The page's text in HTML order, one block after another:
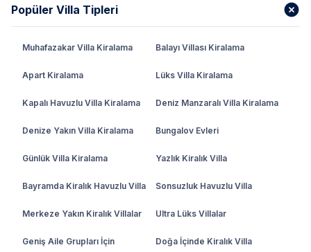
Popüler Villa Tipleri
Muhafazakar Villa Kiralama Balayı Villası Kiralama
Apart Kiralama Lüks Villa Kiralama
Kapalı Havuzlu Villa Kiralama Deniz Manzaralı Villa Kiralama
Denize Yakın Villa Kiralama Bungalov Evleri
Günlük Villa Kiralama Yazlık Kiralık Villa
Bayramda Kiralık Havuzlu Villa Sonsuzluk Havuzlu Villa
Merkeze Yakın Kiralık Villalar Ultra Lüks Villalar
Geniş Aile Grupları İçin Doğa İçinde Kiralık Villa